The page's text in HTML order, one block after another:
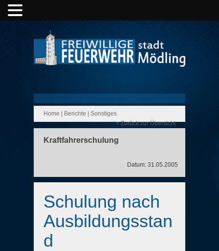
Home Berichte
Sonstiges
< Zurück zur Übersicht
Kraftfahrerschulung
Datum: 31.05.2005
Schulung nach
Ausbildungsstan
d